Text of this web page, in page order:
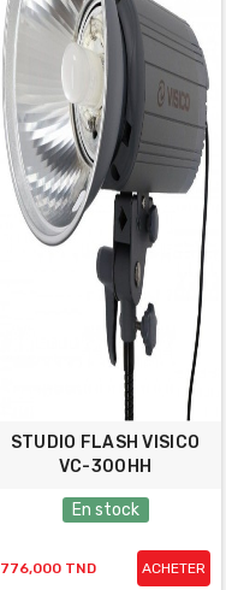
STUDIO FLASH VISICO
VC-300HH
En stock
776,000 TND ACHETER